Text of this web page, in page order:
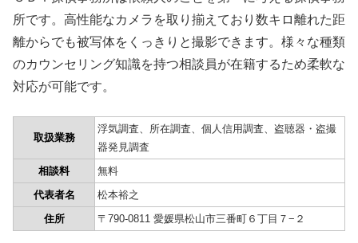
所です。高性能なカメラを取り揃えており数キロ離れた距
離からでも被写体をくっきりと撮影できます。様々な種類
のカウンセリング知識を持つ相談員が在籍するため柔軟な
対応が可能です。
取扱業務
浮気調査、所在調査、個人信用調査、盗聴器・盗撮
器発見調査
相談料
無料
代表者名
松本裕之
住所
〒790-0811 愛媛県松山市三番町６丁目７−２